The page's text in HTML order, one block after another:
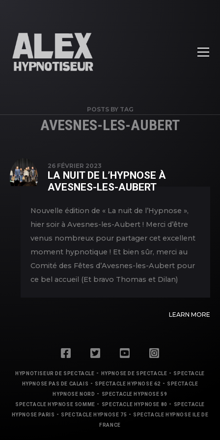
POSTS BY TAG
AVESNES-LES-AUBERT
26 FÉVRIER 2023
LA NUIT DE L’HYPNOSE À
AVESNES-LES-AUBERT
Nouvelle édition de « La nuit de l’Hypnose »,
hier soir à Avesnes-les-Aubert ! Merci d’être
venus nombreux pour partager cet excellent
moment hypnotique ! Et bien sûr, merci au
Comité des Fêtes d’Avesnes-les-Aubert pour
ce bel accueil (Et bravo Thomas et Dilan)
LEARN MORE
HYPNOTISEUR DE SPECTACLE - HYPNOSE DE SPECTACLE - SPECTACLE
HYPNOSE PAS DE CALAIS - SPECTACLE HYPNOSE 62 - SPECTACLE
HYPNOSE NORD -
SPECTACLE HYPNOSE 59
SPECTACLE HYPNOSE SOMME - SPECTACLE HYPNOSE 80 -
SPECTACLE
HYPNOSE PARIS - SPECTACLE HYPNOSE 75 - SPECTACLE HYPNOSE ILE DE
FRANCE